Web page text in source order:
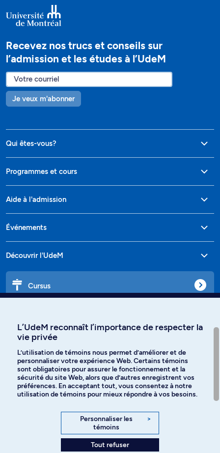
Recevez nos trucs et conseils sur
l’admission et les études à l’UdeM
Je veux m'abonner
Qui êtes-vous?
Programmes et cours
Aide à l'admission
Événements
Découvrir l'UdeM
Cursus
Langues
Facebook Instagram
YouTube
L’UdeM reconnaît l’importance de respecter la
vie privée
L’utilisation de témoins nous permet d’améliorer et de
personnaliser votre expérience Web. Certains témoins
sont obligatoires pour assurer le fonctionnement et la
sécurité du site Web, alors que d’autres enregistrent vos
préférences. En acceptant tout, vous consentez à notre
utilisation de témoins pour mieux répondre à vos besoins.
Personnaliser les
témoins
>
Tout refuser